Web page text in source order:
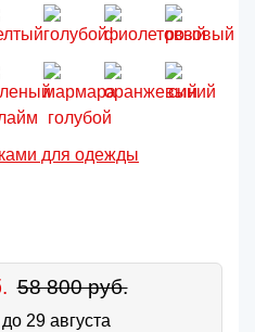
58 800 руб.
29 августа